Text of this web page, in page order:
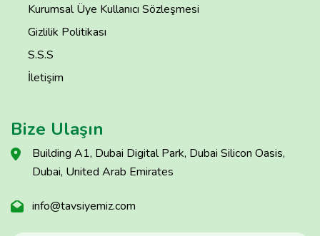
Kurumsal Üye Kullanıcı Sözleşmesi
Gizlilik Politikası
S.S.S
İletişim
Bize Ulaşın
Building A1, Dubai Digital Park, Dubai Silicon Oasis,
Dubai, United Arab Emirates
info@tavsiyemiz.com